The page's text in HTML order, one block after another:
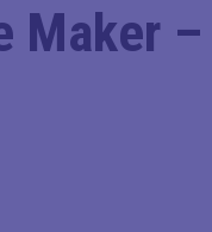
Maker –